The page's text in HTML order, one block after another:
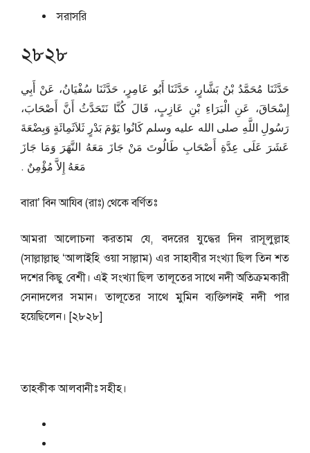
সরাসরি
২৮২৮
حَدَّثَنَا مُحَمَّدُ بْنُ بَشَّارٍ، حَدَّثَنَا أَبُو عَامِرٍ، حَدَّثَنَا سُفْيَانُ، عَنْ أَبِي
إِسْحَاقَ، عَنِ الْبَرَاءِ بْنِ عَازِبٍ، قَالَ كُنَّا نَتَحَدَّثُ أَنَّ أَصْحَابَ،
رَسُولِ اللَّهِ صلى الله عليه وسلم كَانُوا يَوْمَ بَدْرٍ ثَلاَثَمِائَةٍ وَبِضْعَةَ
عَشَرَ عَلَى عِدَّةِ أَصْحَابِ طَالُوتَ مَنْ جَازَ مَعَهُ النَّهَرَ وَمَا جَازَ
مَعَهُ إِلاَّ مُؤْمِنٌ ‏.‏
বারা’ বিন আযিব (রাঃ) থেকে বর্ণিতঃ
আমরা আলোচনা করতাম যে, বদরের যুদ্ধের দিন রাসূলুল্লাহ
(সাল্লাল্লাহু ‘আলাইহি ওয়া সাল্লাম) এর সাহাবীর সংখ্যা ছিল তিন শত
দশের কিছু বেশী। এই সংখ্যা ছিল তালূতের সাথে নদী অতিক্রমকারী
সেনাদলের সমান। তালূতের সাথে মুমিন ব্যক্তিগনই নদী পার
হয়েছিলেন। [২৮২৮]
তাহকীক আলবানীঃ সহীহ।